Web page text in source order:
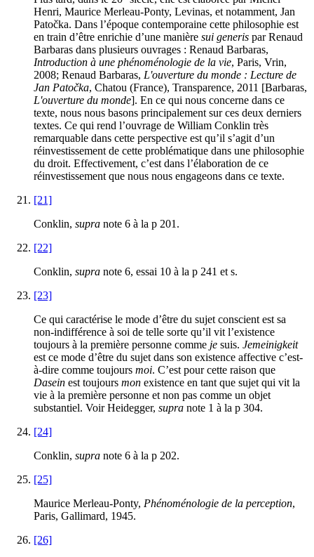
Henri, Maurice Merleau-Ponty, Levinas, et notamment, Jan
Patočka. Dans l’époque contemporaine cette philosophie est
en train d’être enrichie d’une manière sui generis par Renaud
Barbaras dans plusieurs ouvrages : Renaud Barbaras,
Introduction à une phénoménologie de la vie, Paris, Vrin,
2008; Renaud Barbaras, L'ouverture du monde : Lecture de
Jan Patočka, Chatou (France), Transparence, 2011 [Barbaras,
L'ouverture du monde]. En ce qui nous concerne dans ce
texte, nous nous basons principalement sur ces deux derniers
textes. Ce qui rend l’ouvrage de William Conklin très
remarquable dans cette perspective est qu’il s’agit d’un
réinvestissement de cette problématique dans une philosophie
du droit. Effectivement, c’est dans l’élaboration de ce
réinvestissement que nous nous engageons dans ce texte.
[21]
Conklin, supra note 6 à la p 201.
[22]
Conklin, supra note 6, essai 10 à la p 241 et s.
[23]
Ce qui caractérise le mode d’être du sujet conscient est sa
non-indifférence à soi de telle sorte qu’il vit l’existence
toujours à la première personne comme je suis. Jemeinigkeit
est ce mode d’être du sujet dans son existence affective c’est-
à-dire comme toujours moi. C’est pour cette raison que
Dasein est toujours mon existence en tant que sujet qui vit la
vie à la première personne et non pas comme un objet
substantiel. Voir Heidegger, supra note 1 à la p 304.
[24]
Conklin, supra note 6 à la p 202.
[25]
Maurice Merleau-Ponty, Phénoménologie de la perception,
Paris, Gallimard, 1945.
[26]